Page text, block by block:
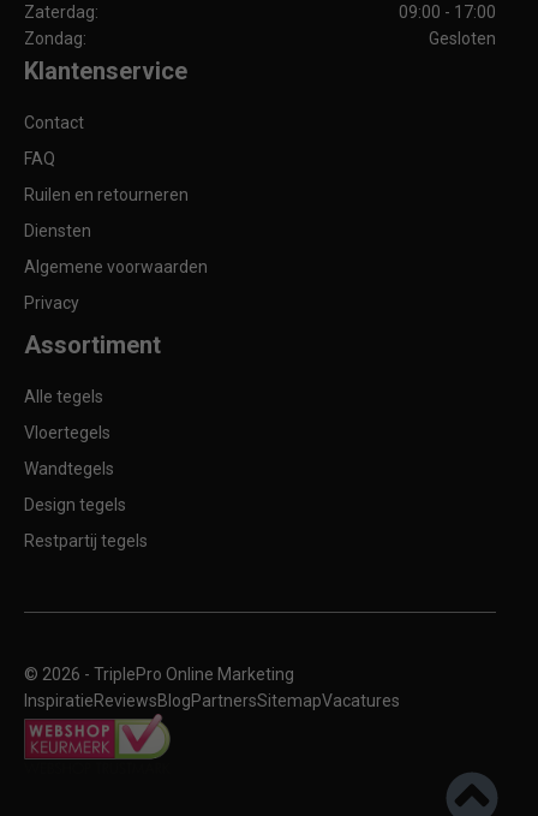
Zaterdag:
09:00 - 17:00
Zondag:
Gesloten
Klantenservice
Contact
FAQ
Ruilen en retourneren
Diensten
Algemene voorwaarden
Privacy
Assortiment
Alle tegels
Vloertegels
Wandtegels
Design tegels
Restpartij tegels
© 2026 - TriplePro Online Marketing
InspiratieReviewsBlogPartnersSitemapVacatures